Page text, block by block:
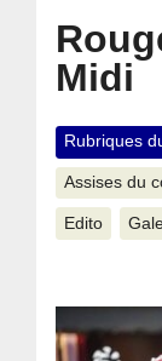
Midi
Rubriques
Assises du
Edito